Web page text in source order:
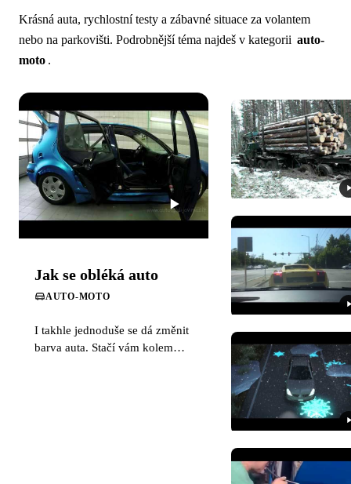
Krásná auta, rychlostní testy a zábavné situace za volantem
nebo na parkovišti. Podrobnější téma najdeš v kategorii auto-
moto .
Jak se obléká auto
AUTO-MOTO
I takhle jednoduše se dá změnit
barva auta. Stačí vám kolem